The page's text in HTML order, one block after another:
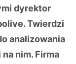
dyrektor
Twierdzi
analizowania
nim. Firma